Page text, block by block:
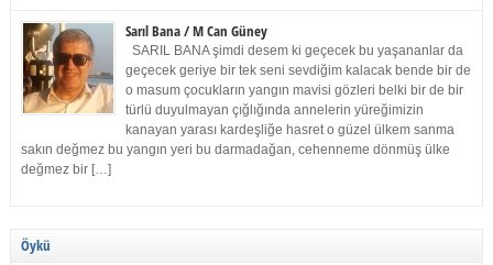
Sarıl Bana / M Can Güney
SARIL BANA şimdi desem ki geçecek bu yaşananlar da
geçecek geriye bir tek seni sevdiğim kalacak bende bir de
o masum çocukların yangın mavisi gözleri belki bir de bir
türlü duyulmayan çığlığında annelerin yüreğimizin
kanayan yarası kardeşliğe hasret o güzel ülkem sanma
sakın değmez bu yangın yeri bu darmadağan, cehenneme dönmüş ülke
değmez bir […]
Öykü